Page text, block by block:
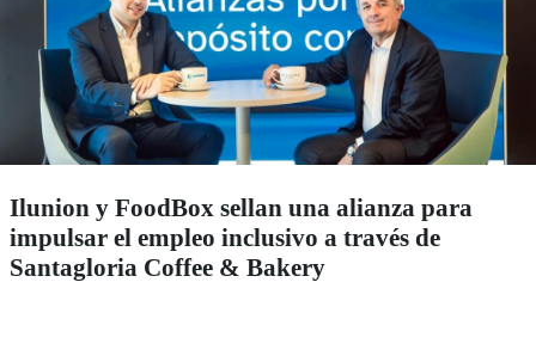
Ilunion y FoodBox sellan una alianza para
impulsar el empleo inclusivo a través de
Santagloria Coffee & Bakery